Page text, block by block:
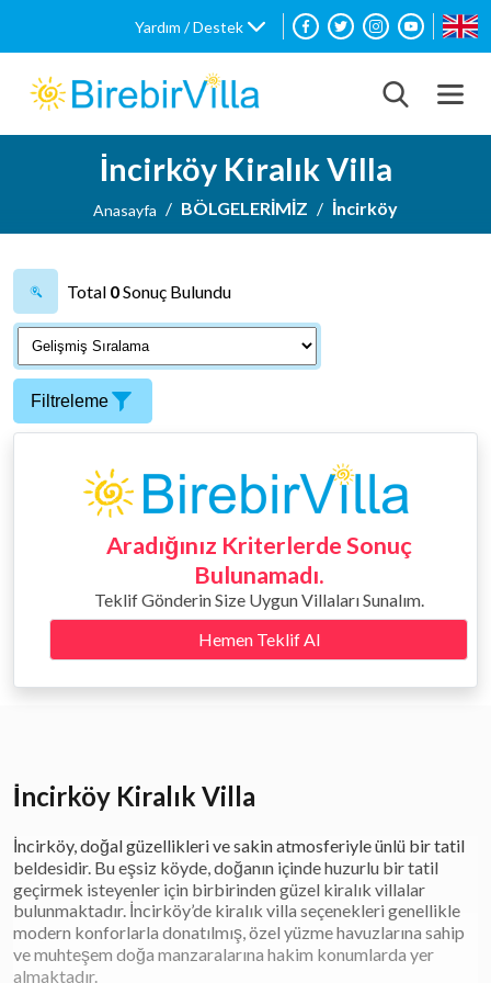
Yardım / Destek
İncirköy Kiralık Villa
Anasayfa BÖLGELERİMİZ İncirköy
Total 0Sonuç Bulundu
Filtreleme
Aradığınız Kriterlerde Sonuç
Bulunamadı.
Teklif Gönderin Size Uygun Villaları Sunalım.
Hemen Teklif Al
İncirköy Kiralık Villa
İncirköy, doğal güzellikleri ve sakin atmosferiyle ünlü bir tatil
beldesidir. Bu eşsiz köyde, doğanın içinde huzurlu bir tatil
geçirmek isteyenler için birbirinden güzel kiralık villalar
bulunmaktadır. İncirköy’de kiralık villa seçenekleri genellikle
modern konforlarla donatılmış, özel yüzme havuzlarına sahip
ve muhteşem doğa manzaralarına hakim konumlarda yer
almaktadır.